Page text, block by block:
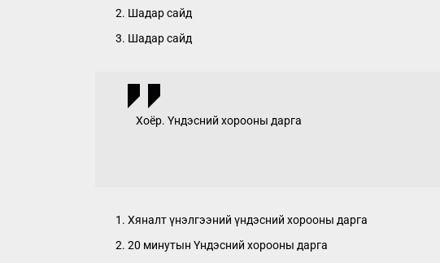
Шадар сайд
Шадар сайд
Хоёр. Үндэсний хорооны дарга
Хяналт үнэлгээний үндэсний хорооны дарга
20 минутын Үндэсний хорооны дарга